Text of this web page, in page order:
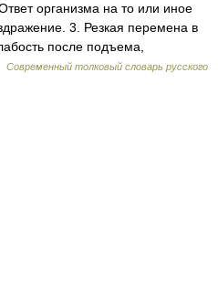
организма на то или иное
3. Резкая перемена в
после подъема,
Современный толковый словарь русского